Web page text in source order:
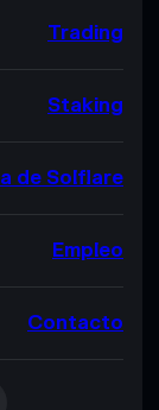
Trading
Staking
de Solflare
Empleo
Contacto